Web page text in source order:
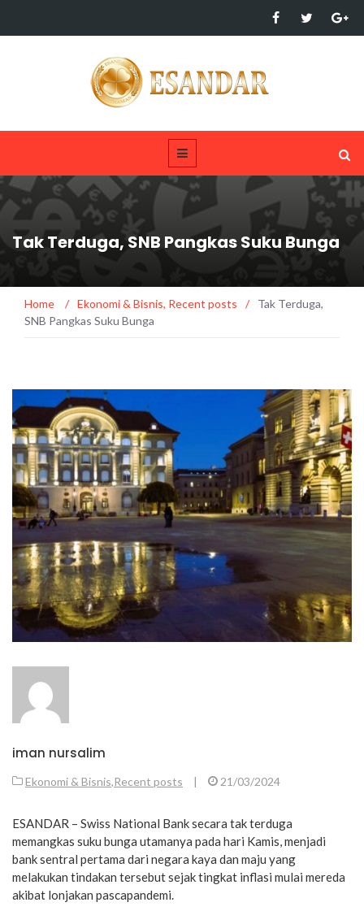
Tak Terduga, SNB Pangkas Suku Bunga
Home / Ekonomi & Bisnis, Recent posts /
Tak Terduga,
SNB Pangkas Suku Bunga
iman nursalim
Ekonomi & Bisnis,Recent posts | 21/03/2024
ESANDAR – Swiss National Bank secara tak terduga
memangkas suku bunga utamanya pada hari Kamis, menjadi
bank sentral pertama dari negara kaya dan maju yang
melakukan tindakan tersebut sejak tingkat inflasi mulai mereda
akibat lonjakan pascapandemi.